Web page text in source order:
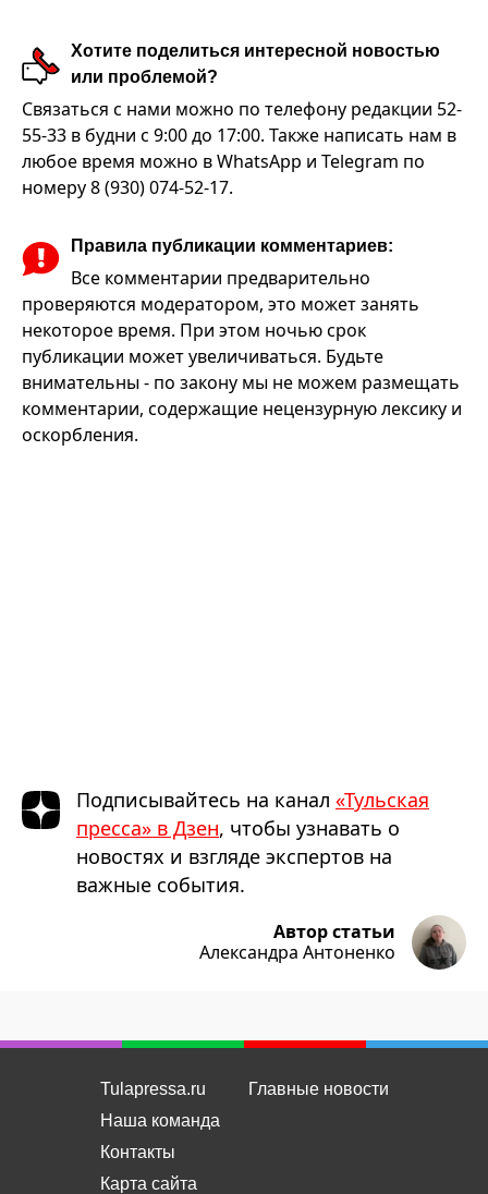
Хотите поделиться интересной новостью
или проблемой?
Связаться с нами можно по телефону редакции 52-
55-33 в будни с 9:00 до 17:00. Также написать нам в
любое время можно в WhatsApp и Telegram по
номеру 8 (930) 074-52-17.
Правила публикации комментариев:
Все комментарии предварительно
проверяются модератором, это может занять
некоторое время. При этом ночью срок
публикации может увеличиваться. Будьте
внимательны - по закону мы не можем размещать
комментарии, содержащие нецензурную лексику и
оскорбления.
Подписывайтесь на канал «Тульская
пресса» в Дзен, чтобы узнавать о
новостях и взгляде экспертов на
важные события.
Автор статьи
Александра Антоненко
Tulapressa.ru
Наша команда
Контакты
Карта сайта
Главные новости